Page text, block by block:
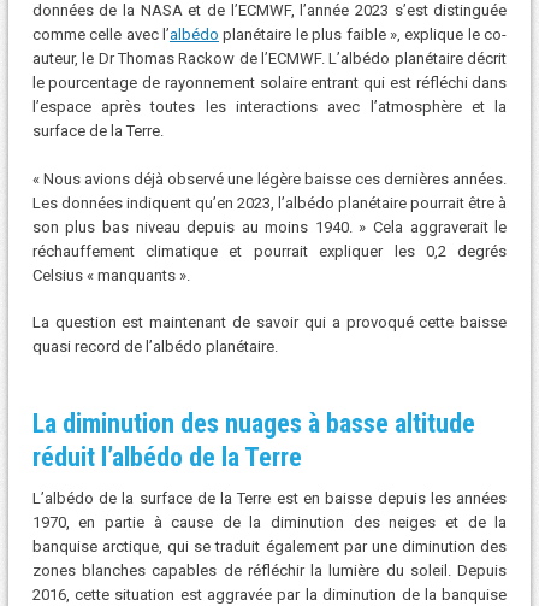
données de la NASA et de l’ECMWF, l’année 2023 s’est distinguée
comme celle avec l’albédo planétaire le plus faible », explique le co-
auteur, le Dr Thomas Rackow de l’ECMWF. L’albédo planétaire décrit
le pourcentage de rayonnement solaire entrant qui est réfléchi dans
l’espace après toutes les interactions avec l’atmosphère et la
surface de la Terre.
« Nous avions déjà observé une légère baisse ces dernières années.
Les données indiquent qu’en 2023, l’albédo planétaire pourrait être à
son plus bas niveau depuis au moins 1940. » Cela aggraverait le
réchauffement climatique et pourrait expliquer les 0,2 degrés
Celsius « manquants ».
La question est maintenant de savoir qui a provoqué cette baisse
quasi record de l’albédo planétaire.
La diminution des nuages ​​à basse altitude
réduit l’albédo de la Terre
L’albédo de la surface de la Terre est en baisse depuis les années
1970, en partie à cause de la diminution des neiges et de la
banquise arctique, qui se traduit également par une diminution des
zones blanches capables de réfléchir la lumière du soleil. Depuis
2016, cette situation est aggravée par la diminution de la banquise